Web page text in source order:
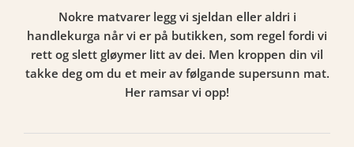
Nokre matvarer legg vi sjeldan eller aldri i
handlekurga når vi er på butikken, som regel fordi vi
rett og slett gløymer litt av dei. Men kroppen din vil
takke deg om du et meir av følgande supersunn mat.
Her ramsar vi opp!